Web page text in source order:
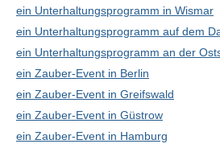
ein Unterhaltungsprogramm in Wismar
ein Unterhaltungsprogramm auf dem
ein Unterhaltungsprogramm an der
ein Zauber-Event in Berlin
ein Zauber-Event in Greifswald
ein Zauber-Event in Güstrow
ein Zauber-Event in Hamburg